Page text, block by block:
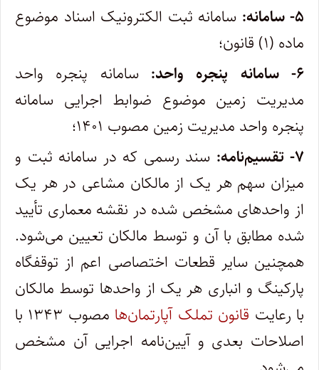
۵- سامانه:
سامانه ثبت الکترونیک اسناد موضوع
ماده (۱) قانون؛
۶- سامانه پنجره واحد:
سامانه پنجره واحد
مدیریت زمین موضوع ضوابط اجرایی سامانه
پنجره واحد مدیریت زمین مصوب ۱۴۰۱؛
۷- تقسیم‌نامه:
سند رسمی که در سامانه ثبت و
میزان سهم هر یک از مالکان مشاعی در هر یک
از واحدهای مشخص شده در نقشه معماری تأیید
شده مطابق با آن و توسط مالکان تعیین می‌شود.
همچنین سایر قطعات اختصاصی اعم از توقفگاه
پارکینگ و انباری هر یک از واحدها توسط مالکان
با رعایت قانون تملک آپارتمان‌ها
مصوب ۱۳۴۳ با
اصلاحات بعدی و آیین‌نامه اجرایی آن مشخص